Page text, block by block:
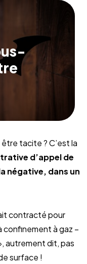
tacite ? C’est la
d’appel de
négative, dans un
contracté pour
confinement à gaz –
autrement dit, pas
surface !